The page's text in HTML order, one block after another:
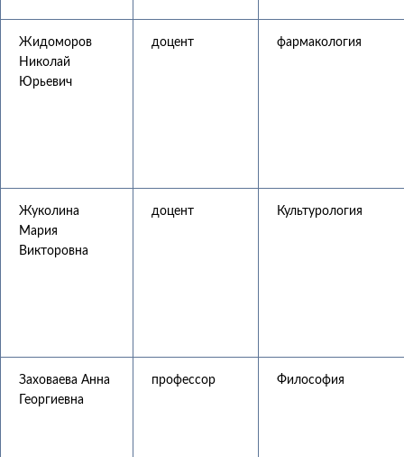
Жидоморов
Николай
Юрьевич
доцент фармакология
Жуколина
Мария
Викторовна
доцент Культурология
Заховаева Анна
Георгиевна
профессор Философия